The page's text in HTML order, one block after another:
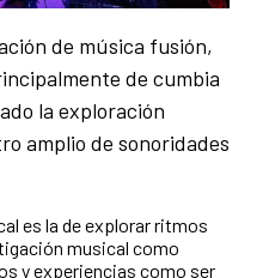
de música fusión,
de cumbia
la exploración
amplio de sonoridades
es la de explorar ritmos
musical como
y experiencias como ser